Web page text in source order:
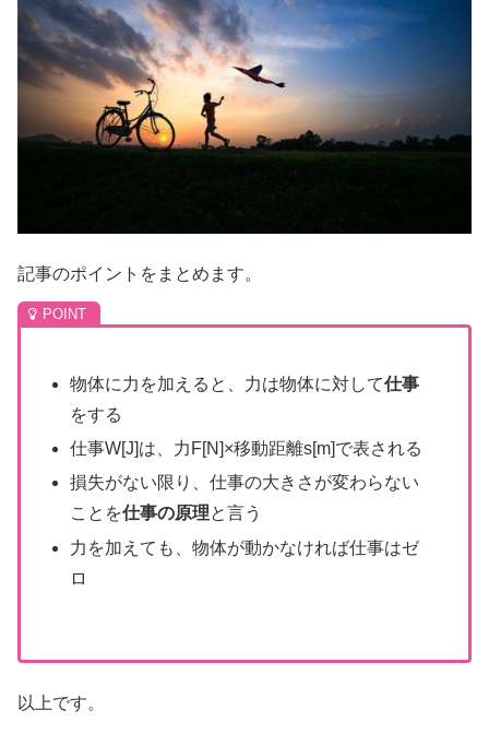
記事のポイントをまとめます。
物体に力を加えると、力は物体に対して仕事
をする
仕事W[J]は、力F[N]×移動距離s[m]で表される
損失がない限り、仕事の大きさが変わらない
ことを仕事の原理と言う
力を加えても、物体が動かなければ仕事はゼ
ロ
以上です。